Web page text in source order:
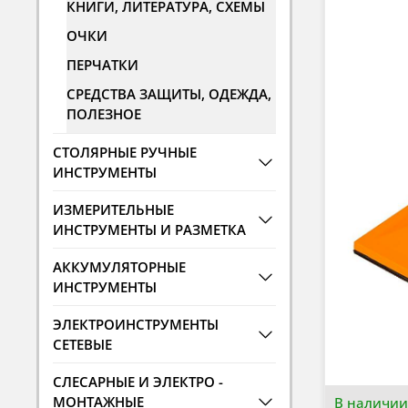
В наличии
КНИГИ, ЛИТЕРАТУРА, СХЕМЫ
ОЧКИ
ПЕРЧАТКИ
СРЕДСТВА ЗАЩИТЫ, ОДЕЖДА,
ПОЛЕЗНОЕ
СТОЛЯРНЫЕ РУЧНЫЕ
ИНСТРУМЕНТЫ
ИЗМЕРИТЕЛЬНЫЕ
ИНСТРУМЕНТЫ И РАЗМЕТКА
АККУМУЛЯТОРНЫЕ
ИНСТРУМЕНТЫ
ЭЛЕКТРОИНСТРУМЕНТЫ
СЕТЕВЫЕ
СЛЕСАРНЫЕ И ЭЛЕКТРО -
МОНТАЖНЫЕ